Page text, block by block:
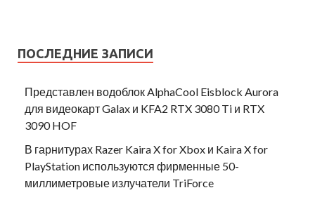
ПОСЛЕДНИЕ ЗАПИСИ
Представлен водоблок AlphaCool Eisblock Aurora
для видеокарт Galax и KFA2 RTX 3080 Ti и RTX
3090 HOF
В гарнитурах Razer Kaira X for Xbox и Kaira X for
PlayStation используются фирменные 50-
миллиметровые излучатели TriForce